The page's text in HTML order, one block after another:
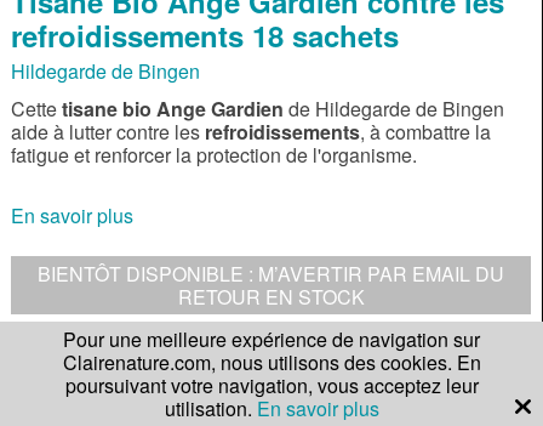
refroidissements 18 sachets
Hildegarde de Bingen
Cettetisane bio Ange Gardien de Hildegarde de Bingen
aide à lutter contre les refroidissements, à combattre la
fatigue et renforcer la protection de l'organisme.
En savoir plus
BIENTÔT DISPONIBLE : M’AVERTIR PAR EMAIL DU
RETOUR EN STOCK
DESCRIPTION
UTILISATION
Pour une meilleure expérience de navigation sur
Clairenature.com, nous utilisons des cookies. En
poursuivant votre navigation, vous acceptez leur
utilisation. En savoir plus